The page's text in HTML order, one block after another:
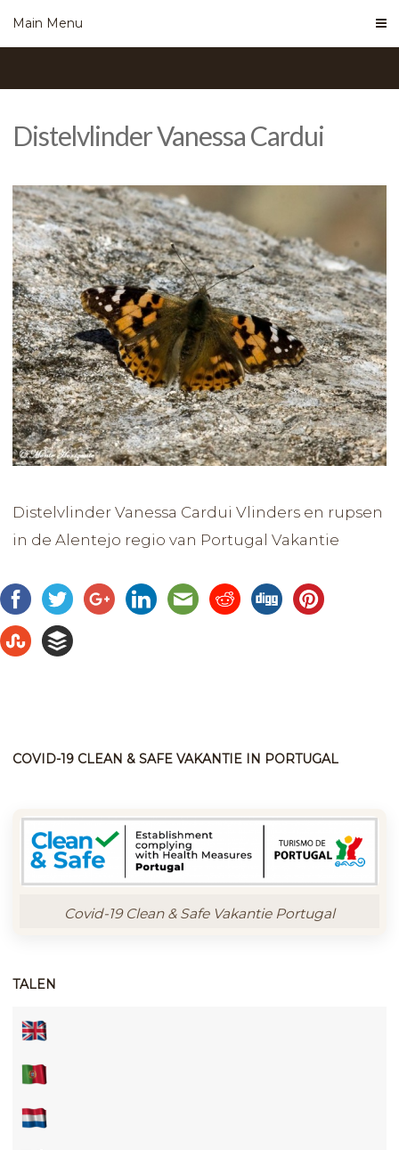
Main Menu
Distelvlinder Vanessa Cardui
Distelvlinder Vanessa Cardui Vlinders en rupsen
in de Alentejo regio van Portugal Vakantie
COVID-19 CLEAN & SAFE VAKANTIE IN PORTUGAL
Covid-19 Clean & Safe Vakantie Portugal
TALEN